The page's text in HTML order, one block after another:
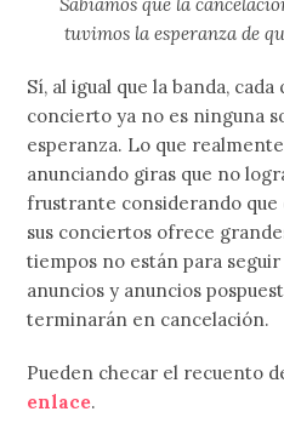
tuvimos la esperanza de
Sí, al igual que la banda, cada
concierto ya no es ninguna
esperanza. Lo que
anunciando giras que no
frustrante considerando que
sus conciertos ofrece
tiempos no están para
anuncios y anuncios
terminarán en cancelación.
Pueden checar el recuento
enlace.